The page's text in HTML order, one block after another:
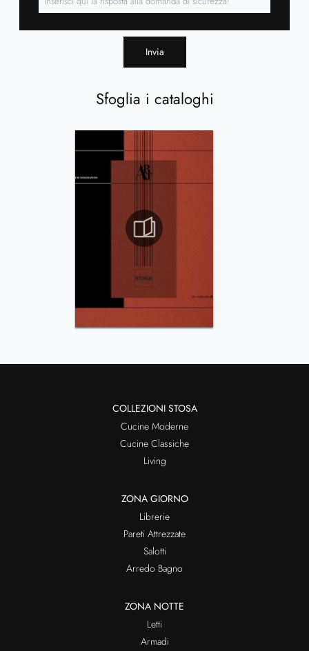
Sfoglia i cataloghi
Invia
COLLEZIONI STOSA
Cucine Moderne
Cucine Classiche
Living
ZONA GIORNO
Librerie
Pareti Attrezzate
Salotti
Arredo Bagno
ZONA NOTTE
Letti
Armadi